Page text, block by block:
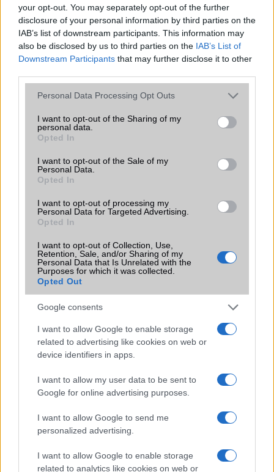
your opt-out. You may separately opt-out of the further
disclosure of your personal information by third parties on the
IAB’s list of downstream participants. This information may
also be disclosed by us to third parties on the IAB’s List of
Downstream Participants that may further disclose it to other
Please note that this website/app uses one or more Google
not limited to your visit or usage behaviour. You may click to
grant or deny consent to Google and its third-party tags to
use your data for below specified purposes in below Google
consent section.
Personal Data Processing Opt Outs
I want to opt-out of the Sharing of my
personal data.
Opted In
I want to opt-out of the Sale of my
Personal Data.
Opted In
I want to opt-out of processing my
Personal Data for Targeted Advertising.
Opted In
I want to opt-out of Collection, Use,
Retention, Sale, and/or Sharing of my
Personal Data that Is Unrelated with the
Purposes for which it was collected.
Opted Out
Google consents
I want to allow Google to enable storage
related to advertising like cookies on web or
device identifiers in apps.
I want to allow my user data to be sent to
Google for online advertising purposes.
I want to allow Google to send me
personalized advertising.
I want to allow Google to enable storage
related to analytics like cookies on web or
Iránytũ Nincs
Extrák Nincs
EGYÉB
Vibra jelzés alap szolgáltatás
SIM-ek száma
Terület
3 GB-os normál Androiddal
software-ezett.
Brand Tablet PC
Védelem Nincs
Limited Edition
SAR
N/A = Nincs adat. Legutóbbi frissítés: 2026-07-13 19:00:00
Új és Használt GSM kiemelt ajánlatok
Samsung Galaxy S26